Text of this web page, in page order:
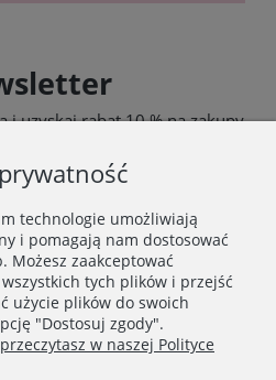
i uzyskaj rabat 10 % na zakupy
wyrażasz zgodę na
osobowych zgodnie z
oraz otrzymywanie drogą
handlowej zgodnie z
Newslettera.
technologie umożliwiają
i pomagają nam dostosować
Możesz zaakceptować
tych plików i przejść
użycie plików do swoich
"Dostosuj zgody".
w naszej Polityce